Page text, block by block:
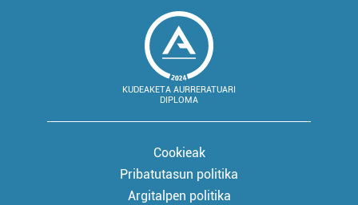
KUDEAKETA AURRERATUARI
DIPLOMA
Cookieak
Pribatutasun politika
Argitalpen politika